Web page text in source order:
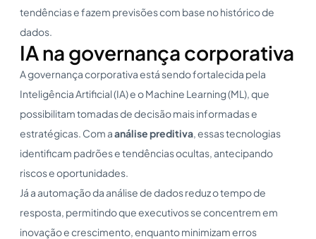
tendências e fazem previsões com base no histórico de
dados.
IA na governança corporativa
A governança corporativa está sendo fortalecida pela
Inteligência Artificial (IA) e o Machine Learning (ML), que
possibilitam tomadas de decisão mais informadas e
estratégicas. Com aanálise preditiva, essas tecnologias
identificam padrões e tendências ocultas, antecipando
riscos e oportunidades.
Já a automação da análise de dados reduz o tempo de
resposta, permitindo que executivos se concentrem em
inovação e crescimento, enquanto minimizam erros